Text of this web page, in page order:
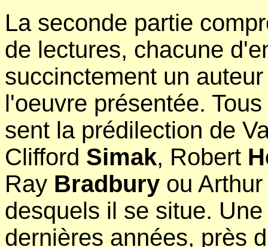
La seconde partie
de lectures, chacune
succinctement un
l'oeuvre présentée.
sent la prédilection de
Clifford Simak, Robert
Ray Bradbury ou
desquels il se situe.
dernières années, près